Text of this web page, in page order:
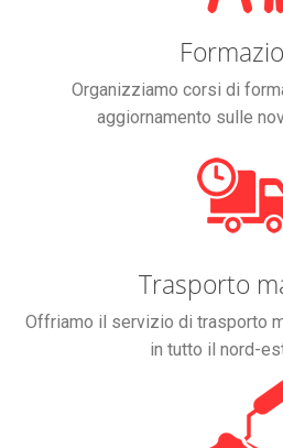
Organizziamo corsi di
aggiornamento sulle
Trasporto
Offriamo il servizio di trasporto
in tutto il nord-